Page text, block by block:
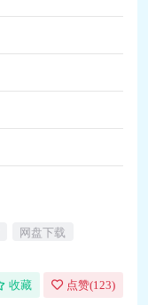
网盘下载
收藏 点赞(123)